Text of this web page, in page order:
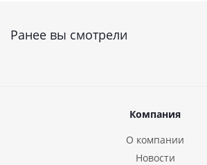
Ранее вы смотрели
Компания
О компании
Новости